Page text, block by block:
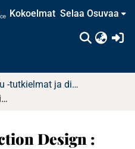
Kokoelmat Selaa Osuvaa
Pro gradu -tutkielmat ja diplomityöt
Emotional Interaction Design : Effects of Negative Affective Interactions on User Experience Design
Design :